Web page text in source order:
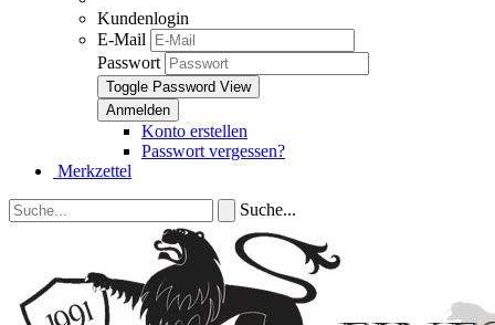
Kundenlogin
E-Mail
Passwort
Toggle Password View
Konto erstellen
Passwort vergessen?
Merkzettel
Suche...